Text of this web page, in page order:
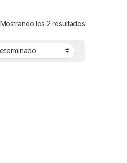
Mostrando los 2 resultados